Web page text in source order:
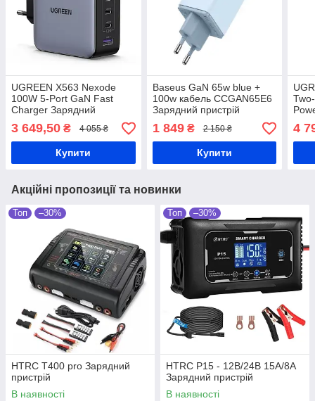
UGREEN X563 Nexode
100W 5-Port GaN Fast
Charger Зарядний
пристрій
3 649,50 ₴ 4 055 ₴
Купити
Baseus GaN 65w blue +
100w кабель CCGAN65E6
Зарядний пристрій
1 849₴ 2 150 ₴
Купити
4
Акційні пропозиції та новинки
Топ –30%
HTRC T400 pro Зарядний
пристрій
В наявності
Топ –30%
HTRC P15 - 12В/24В 15А/8А
Зарядний пристрій
В наявності